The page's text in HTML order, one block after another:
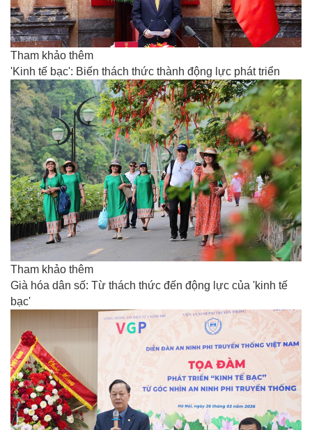
Tham khảo thêm
'Kinh tế bạc': Biến thách thức thành động lực phát triển
Tham khảo thêm
Già hóa dân số: Từ thách thức đến động lực của 'kinh tế
bạc'